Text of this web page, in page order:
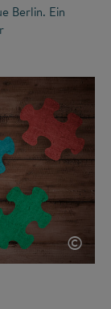
Berlin. Ein
©